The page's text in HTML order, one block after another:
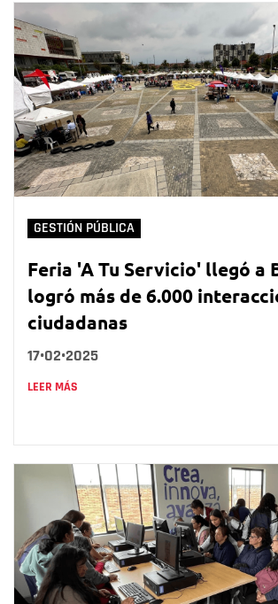
GESTIÓN PÚBLICA
Feria 'A Tu Servicio' llegó a
logró más de 6.000
ciudadanas
17•02•2025
LEER MÁS